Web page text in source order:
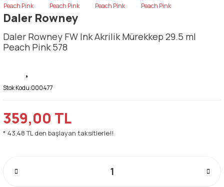
Daler Rowney
Daler Rowney FW Ink Akrilik Mürekkep 29.5 ml
Peach Pink 578
Stok Kodu:000477
359,00 TL
* 43,48 TL den başlayan taksitlerle!!